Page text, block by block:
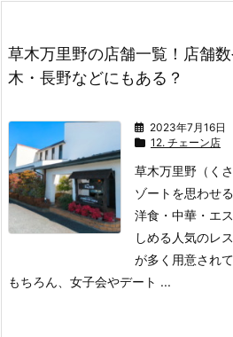
草木万里野の店舗一覧！店舗
木・長野などにもある？
2023年7月16日
12. チェーン店
草木万里野（く
ゾートを思わせ
洋食・中華・エ
しめる人気のレ
が多く用意され
もちろん、女子会やデート ...